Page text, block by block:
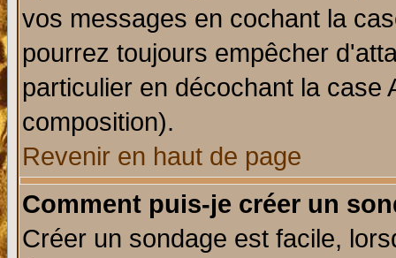
vos messages en cochant la
pourrez toujours empêcher
particulier en décochant la
composition).
Revenir en haut de page
Comment puis-je créer un
Créer un sondage est facile,